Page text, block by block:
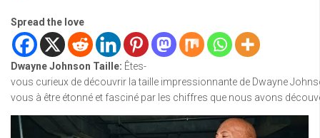
Spread the love
Dwayne Johnson Taille: Êtes-
vous curieux de découvrir la taille impressionnante de Dwayne
vous à être étonné et fasciné par les chiffres que nous avons